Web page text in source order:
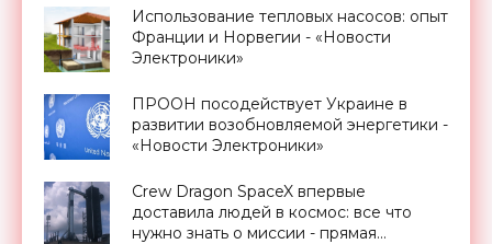
Форума «Микроэлектроника-2021» -
«Смартфоны»
Использование тепловых насосов: опыт
Франции и Норвегии - «Новости
Электроники»
ПРООН посодействует Украине в
развитии возобновляемой энергетики -
«Новости Электроники»
Crew Dragon SpaceX впервые
доставила людей в космос: все что
нужно знать о миссии - прямая